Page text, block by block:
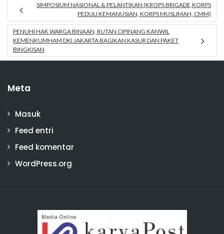
SIMPOSIUM NASIONAL & PELANTIKAN (KROPS BRIGADE,KORPS
PEDULI KEMANUSIAN, KORPS MUSLIMAH, CMM)
PENUHI HAK WARGA BINAAN, RUTAN CIPINANG KANWIL
KEMENKUMHAM DKI JAKARTA BAGIKAN KASUR DAN PAKET
BINGKISAN
Meta
Masuk
Feed entri
Feed komentar
WordPress.org